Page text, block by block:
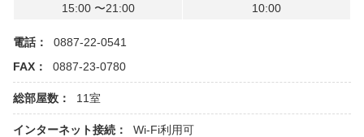
15:00 〜21:00
10:00
電話：
0887-22-0541
FAX：
0887-23-0780
総部屋数： 11室
インターネット接続： Wi-Fi利用可